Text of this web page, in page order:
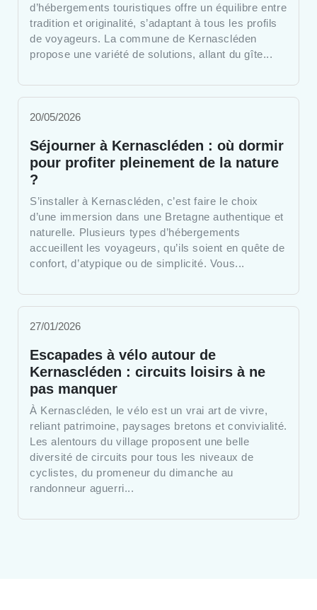
d’hébergements touristiques offre un équilibre entre
tradition et originalité, s’adaptant à tous les profils
de voyageurs. La commune de Kernascléden
propose une variété de solutions, allant du gîte...
20/05/2026
Séjourner à Kernascléden : où dormir
pour profiter pleinement de la nature
?
S’installer à Kernascléden, c’est faire le choix
d’une immersion dans une Bretagne authentique et
naturelle. Plusieurs types d’hébergements
accueillent les voyageurs, qu’ils soient en quête de
confort, d’atypique ou de simplicité. Vous...
27/01/2026
Escapades à vélo autour de
Kernascléden : circuits loisirs à ne
pas manquer
À Kernascléden, le vélo est un vrai art de vivre,
reliant patrimoine, paysages bretons et convivialité.
Les alentours du village proposent une belle
diversité de circuits pour tous les niveaux de
cyclistes, du promeneur du dimanche au
randonneur aguerri...